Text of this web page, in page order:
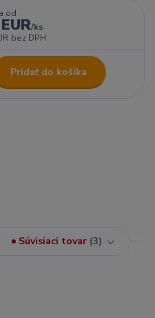
od
/ks
bez DPH
Pridať do košíka
Súvisiaci tovar 3